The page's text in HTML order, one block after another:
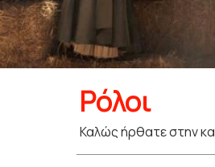
Ρόλοι
Καλώς ήρθατε στην